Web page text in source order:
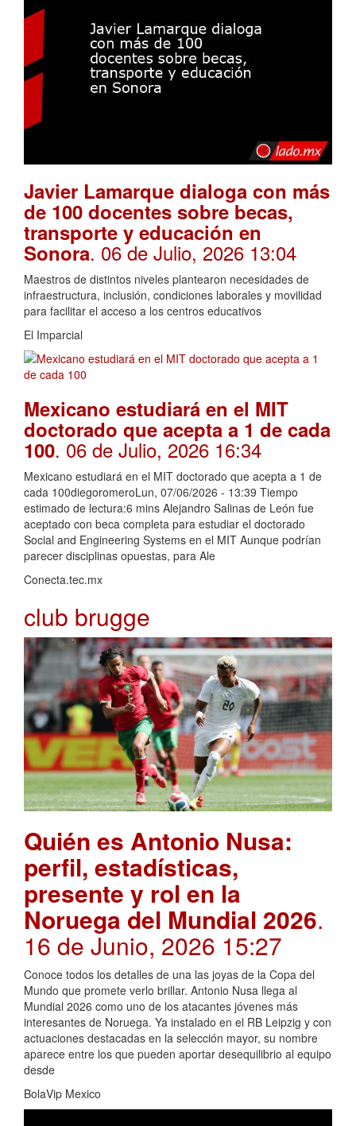
Javier Lamarque dialoga con más
de 100 docentes sobre becas,
transporte y educación en
Sonora. 06 de Julio, 2026 13:04
Maestros de distintos niveles plantearon necesidades de
infraestructura, inclusión, condiciones laborales y movilidad
para facilitar el acceso a los centros educativos
El Imparcial
Mexicano estudiará en el MIT
doctorado que acepta a 1 de cada
100. 06 de Julio, 2026 16:34
Mexicano estudiará en el MIT doctorado que acepta a 1 de
cada 100diegoromeroLun, 07/06/2026 - 13:39 Tiempo
estimado de lectura:6 mins Alejandro Salinas de León fue
aceptado con beca completa para estudiar el doctorado
Social and Engineering Systems en el MIT Aunque podrían
parecer disciplinas opuestas, para Ale
Conecta.tec.mx
club brugge
Quién es Antonio Nusa:
perfil, estadísticas,
presente y rol en la
Noruega del Mundial 2026.
16 de Junio, 2026 15:27
Conoce todos los detalles de una las joyas de la Copa del
Mundo que promete verlo brillar. Antonio Nusa llega al
Mundial 2026 como uno de los atacantes jóvenes más
interesantes de Noruega. Ya instalado en el RB Leipzig y con
actuaciones destacadas en la selección mayor, su nombre
aparece entre los que pueden aportar desequilibrio al equipo
desde
BolaVip Mexico